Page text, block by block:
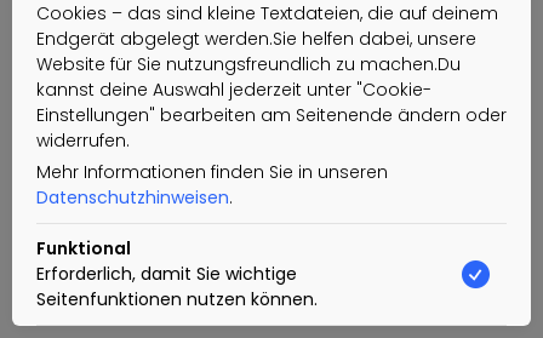
Cookies – das sind kleine Textdateien, die auf deinem
Endgerät abgelegt werden.Sie helfen dabei, unsere
Website für Sie nutzungsfreundlich zu machen.Du
kannst deine Auswahl jederzeit unter "Cookie-
Einstellungen" bearbeiten am Seitenende ändern oder
widerrufen.
Mehr Informationen finden Sie in unseren
Datenschutzhinweisen.
Funktional
Erforderlich, damit Sie wichtige
Seitenfunktionen nutzen können.